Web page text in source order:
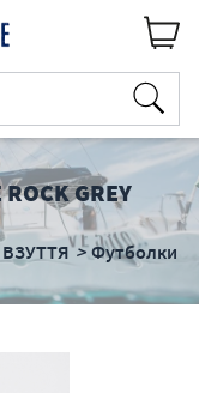
GREY
Футболки